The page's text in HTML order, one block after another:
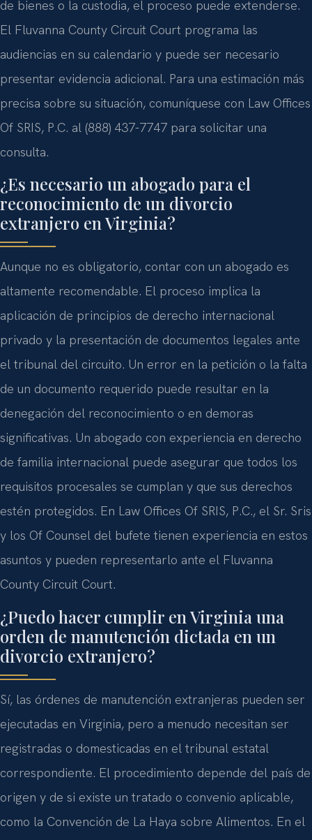
de bienes o la custodia, el proceso puede extenderse.
El Fluvanna County Circuit Court programa las
audiencias en su calendario y puede ser necesario
presentar evidencia adicional. Para una estimación más
precisa sobre su situación, comuníquese con Law Offices
Of SRIS, P.C. al (888) 437-7747 para solicitar una
consulta.
¿Es necesario un abogado para el
reconocimiento de un divorcio
extranjero en Virginia?
Aunque no es obligatorio, contar con un abogado es
altamente recomendable. El proceso implica la
aplicación de principios de derecho internacional
privado y la presentación de documentos legales ante
el tribunal del circuito. Un error en la petición o la falta
de un documento requerido puede resultar en la
denegación del reconocimiento o en demoras
significativas. Un abogado con experiencia en derecho
de familia internacional puede asegurar que todos los
requisitos procesales se cumplan y que sus derechos
estén protegidos. En Law Offices Of SRIS, P.C., el Sr. Sris
y los Of Counsel del bufete tienen experiencia en estos
asuntos y pueden representarlo ante el Fluvanna
County Circuit Court.
¿Puedo hacer cumplir en Virginia una
orden de manutención dictada en un
divorcio extranjero?
Sí, las órdenes de manutención extranjeras pueden ser
ejecutadas en Virginia, pero a menudo necesitan ser
registradas o domesticadas en el tribunal estatal
correspondiente. El procedimiento depende del país de
origen y de si existe un tratado o convenio aplicable,
como la Convención de La Haya sobre Alimentos. En el